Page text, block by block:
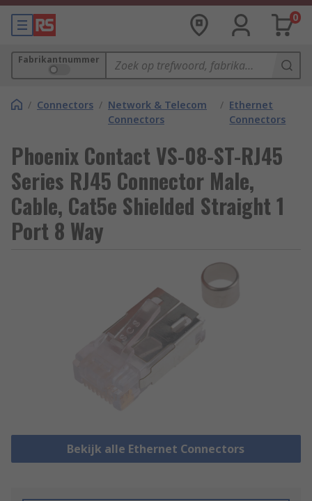
0
Fabrikantnummer
/ Connectors / Network & Telecom
Connectors
/ Ethernet
Connectors
Phoenix Contact VS-08-ST-RJ45
Series RJ45 Connector Male,
Cable, Cat5e Shielded Straight 1
Port 8 Way
Bekijk alle Ethernet Connectors